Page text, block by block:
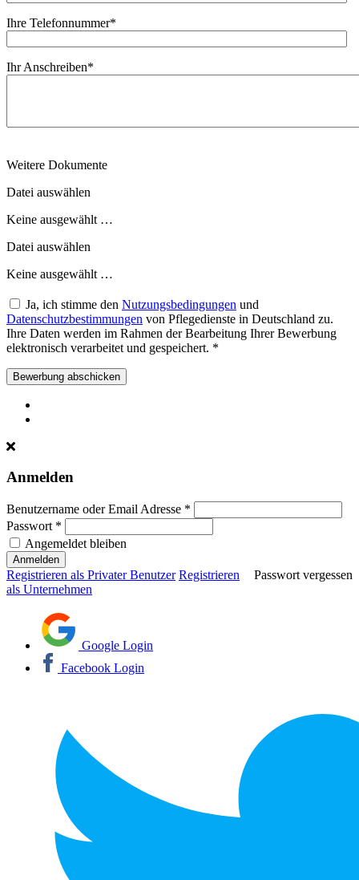
Ihre Telefonnummer*
Ihr Anschreiben*
Weitere Dokumente
Datei auswählen
Keine ausgewählt …
Datei auswählen
Keine ausgewählt …
Ja, ich stimme den Nutzungsbedingungen und
Datenschutzbestimmungen von Pflegedienste in Deutschland zu.
Ihre Daten werden im Rahmen der Bearbeitung Ihrer Bewerbung
elektronisch verarbeitet und gespeichert. *
Bewerbung abschicken
Anmelden
Benutzername oder Email Adresse *
Passwort *
Angemeldet bleiben
Passwort vergessen
Registrieren als Privater Benutzer Registrieren
als Unternehmen
Google Login
Facebook Login